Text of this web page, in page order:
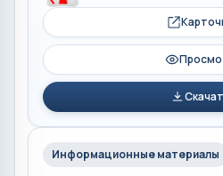
Информационные материалы